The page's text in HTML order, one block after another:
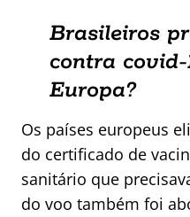
Brasileiros
contra
Europa?
Os países europeus
do certificado de
sanitário que
do voo também foi